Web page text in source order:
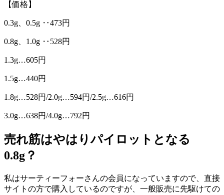
【価格 】
0.3g、0.5g ‥473円
0.8g、1.0g ‥528円
1.3g…605円
1.5g…440円
1.8g…528円/2.0g…594円/2.5g…616円
3.0g…638円/4.0g…792円
売れ筋はやはりパイロットとなる
0.8g？
私はサーティーフォーさんの会員になっていますので、直接
サイトの方で購入しているのですが、一般販売に先駆けての